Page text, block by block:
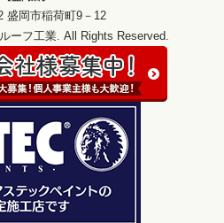
盛岡市稲荷町9－12
ーフ工業. All Rights Reserved.